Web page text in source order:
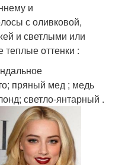
и
с оливковой,
и светлыми или
теплые оттенки :
пряный мед ; медь
светло-янтарный .